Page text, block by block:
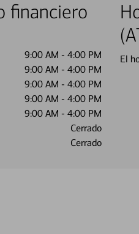
financiero
9:00 AM - 4:00 PM
9:00 AM - 4:00 PM
9:00 AM - 4:00 PM
9:00 AM - 4:00 PM
9:00 AM - 4:00 PM
Cerrado
Cerrado
El